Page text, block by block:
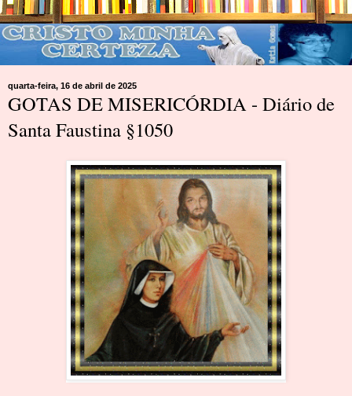
quarta-feira, 16 de abril de 2025
GOTAS DE MISERICÓRDIA - Diário de
Santa Faustina §1050